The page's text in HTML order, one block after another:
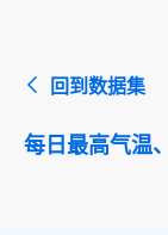
回到数据集
每日最高气温